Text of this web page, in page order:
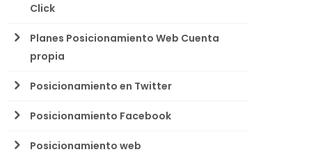
Click
Planes Posicionamiento Web Cuenta
propia
Posicionamiento en Twitter
Posicionamiento Facebook
Posicionamiento web